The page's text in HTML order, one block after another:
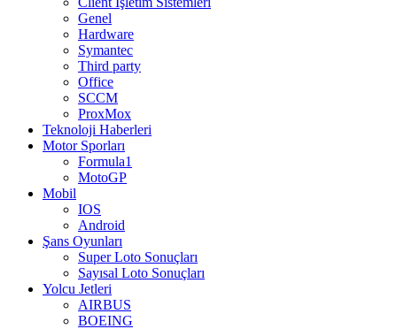
Genel
Hardware
Symantec
Third party
Office
SCCM
ProxMox
Teknoloji Haberleri
Motor Sporları
Formula1
MotoGP
Mobil
IOS
Android
Şans Oyunları
Super Loto Sonuçları
Sayısal Loto Sonuçları
Yolcu Jetleri
AIRBUS
BOEING